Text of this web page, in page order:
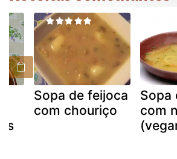
Sopa de feijoca
com chouriço
Sopa
com